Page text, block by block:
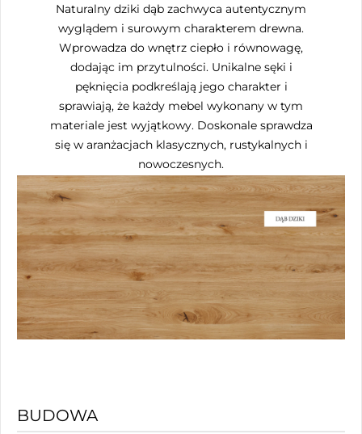
Naturalny dziki dąb zachwyca autentycznym
wyglądem i surowym charakterem drewna.
Wprowadza do wnętrz ciepło i równowagę,
dodając im przytulności. Unikalne sęki i
pęknięcia podkreślają jego charakter i
sprawiają, że każdy mebel wykonany w tym
materiale jest wyjątkowy. Doskonale sprawdza
się w aranżacjach klasycznych, rustykalnych i
nowoczesnych.
BUDOWA